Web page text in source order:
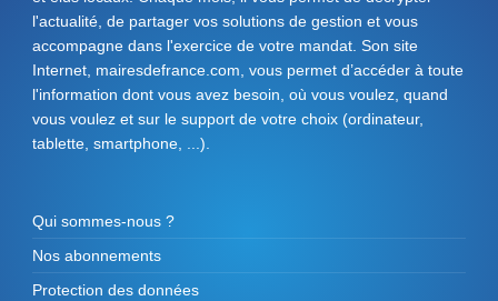
l'actualité, de partager vos solutions de gestion et vous
accompagne dans l'exercice de votre mandat. Son site
Internet, mairesdefrance.com, vous permet d’accéder à toute
l'information dont vous avez besoin, où vous voulez, quand
vous voulez et sur le support de votre choix (ordinateur,
tablette, smartphone, ...).
Qui sommes-nous ?
Nos abonnements
Protection des données